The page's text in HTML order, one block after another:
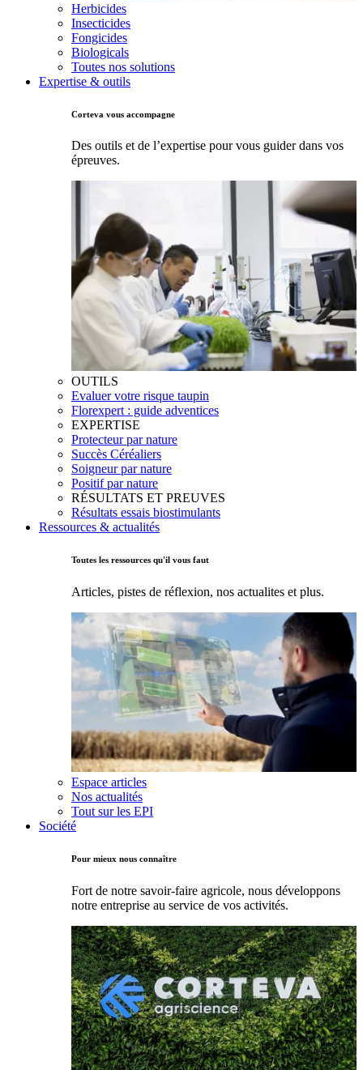
Herbicides
Insecticides
Fongicides
Biologicals
Toutes nos solutions
Expertise & outils
Corteva vous accompagne
Des outils et de l’expertise pour vous guider dans vos
épreuves.
OUTILS
Evaluer votre risque taupin
Florexpert : guide adventices
EXPERTISE
Protecteur par nature
Succès Céréaliers
Soigneur par nature
Positif par nature
RÉSULTATS ET PREUVES
Résultats essais biostimulants
Ressources & actualités
Toutes les ressources qu'il vous faut
Articles, pistes de réflexion, nos actualites et plus.
Espace articles
Nos actualités
Tout sur les EPI
Société
Pour mieux nous connaître
Fort de notre savoir-faire agricole, nous développons
notre entreprise au service de vos activités.